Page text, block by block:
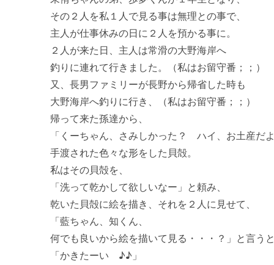
その２人を私１人で見る事は無理との事で、
主人が仕事休みの日に２人を預かる事に。
２人が来た日、主人は常滑の大野海岸へ
釣りに連れて行きました。（私はお留守番；；）
又、長男ファミリーが長野から帰省した時も
大野海岸へ釣りに行き、（私はお留守番；；）
帰って来た孫達から、
「くーちゃん、さみしかった？　ハイ、お土産だ
手渡された色々な形をした貝殻。
私はその貝殻を、
「洗って乾かして欲しいなー」と頼み、
乾いた貝殻に絵を描き、それを２人に見せて、
「藍ちゃん、知くん、
何でも良いから絵を描いて見る・・・？」と言うと
「かきたーい　♪♪」